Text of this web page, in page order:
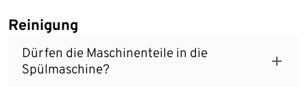
Reinigung
Dürfen die Maschinenteile in die
Spülmaschine?